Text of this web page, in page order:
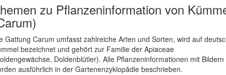
zu Pflanzeninformation von
Gattung Carum umfasst zahlreiche Arten und Sorten, wird auf
bezeichnet und gehört zur Familie der Apiaceae
Doldenblütler). Alle Pflanzeninformationen mit Bildern
ausführlich in der Gartenenzyklopädie beschrieben.